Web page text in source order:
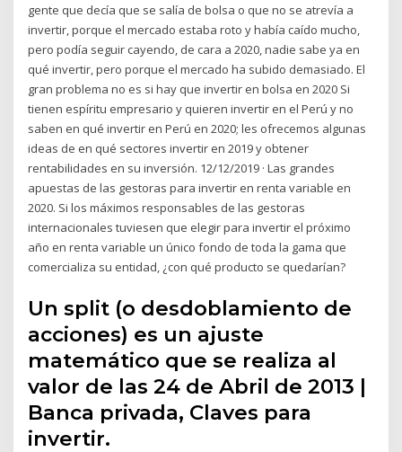
gente que decía que se salía de bolsa o que no se atrevía a
invertir, porque el mercado estaba roto y había caído mucho,
pero podía seguir cayendo, de cara a 2020, nadie sabe ya en
qué invertir, pero porque el mercado ha subido demasiado. El
gran problema no es si hay que invertir en bolsa en 2020 Si
tienen espíritu empresario y quieren invertir en el Perú y no
saben en qué invertir en Perú en 2020; les ofrecemos algunas
ideas de en qué sectores invertir en 2019 y obtener
rentabilidades en su inversión. 12/12/2019 · Las grandes
apuestas de las gestoras para invertir en renta variable en
2020. Si los máximos responsables de las gestoras
internacionales tuviesen que elegir para invertir el próximo
año en renta variable un único fondo de toda la gama que
comercializa su entidad, ¿con qué producto se quedarían?
Un split (o desdoblamiento de
acciones) es un ajuste
matemático que se realiza al
valor de las 24 de Abril de 2013 |
Banca privada, Claves para
invertir.